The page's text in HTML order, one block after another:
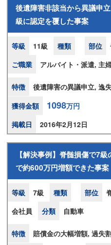
後遺障害非該当から異議申
級に認定を覆した事案
等級 11級 種類 部位
ご職業
アルバイト・派遣, 主
特徴
後遺障害の異議申立, 逸
獲得金額
1098万円
掲載日
2016年2月12日
【解決事例】脊髄損傷で7
で約600万円増額できた事案
等級 7級 種類 部位
会社員
分類 自動車
特徴
賠償金の大幅増額, 過失